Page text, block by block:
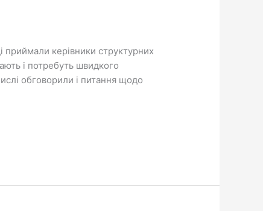
приймали керівники структурних
і потребуть швидкого
обговорили і питання щодо